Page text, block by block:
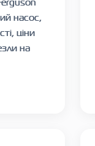
насос,
ціни
на